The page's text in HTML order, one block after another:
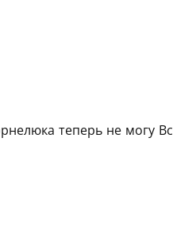
теперь не могу